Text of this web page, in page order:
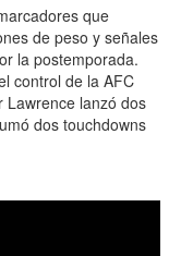
que
de peso y señales
la postemporada.
control de la AFC
Lawrence lanzó dos
dos touchdowns